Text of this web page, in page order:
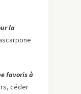
la
favoris à
céder